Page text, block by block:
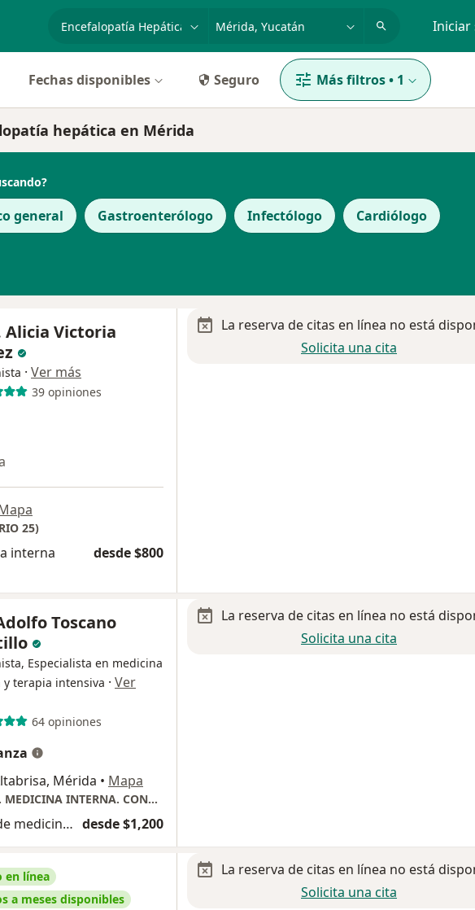
especialidad, enfermedad o nombre
p. ej. Guadalajara Iniciar
Fechas disponibles Seguro Más filtros• 1
hepática en Mérida
general Gastroenterólogo Infectólogo Cardiólogo
Alicia Victoria
· Ver más
39 opiniones
25)
interna desde $800
La reserva de citas en línea no está
Solicita una cita
Toscano
Especialista en medicina
y terapia intensiva · Ver
64 opiniones
Mérida • Mapa
HOSPITAL STAR MÉDICA. MEDICINA INTERNA. CONSULTORIO 631 y 632
Consulta y urgencias de medicina interna desde $1,200
La reserva de citas en línea no está
Solicita una cita
en línea
a meses disponibles
La reserva de citas en línea no está
Solicita una cita